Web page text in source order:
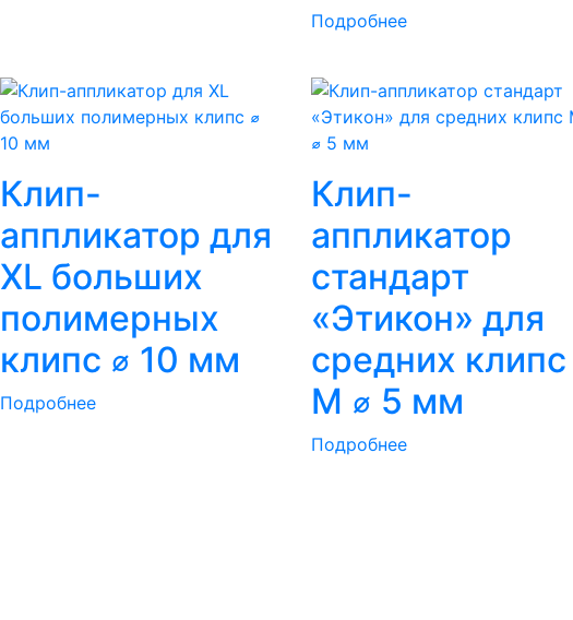
Подробнее
Клип-
аппликатор для
XL больших
полимерных
клипс ⌀ 10 мм
Подробнее
Клип-
аппликатор
стандарт
«Этикон» для
средних клипс
M ⌀ 5 мм
Подробнее